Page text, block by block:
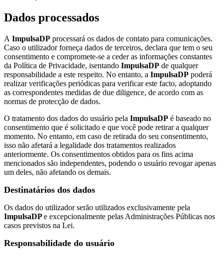
Dados processados
A ImpulsaDP processará os dados de contato para comunicações.
Caso o utilizador forneça dados de terceiros, declara que tem o seu
consentimento e compromete-se a ceder as informações constantes
da Política de Privacidade, isentando ImpulsaDP de qualquer
responsabilidade a este respeito. No entanto, a ImpulsaDP poderá
realizar verificações periódicas para verificar este facto, adoptando
as correspondentes medidas de due diligence, de acordo com as
normas de protecção de dados.
O tratamento dos dados do usuário pela ImpulsaDP é baseado no
consentimento que é solicitado e que você pode retirar a qualquer
momento. No entanto, em caso de retirada do seu consentimento,
isso não afetará a legalidade dos tratamentos realizados
anteriormente. Os consentimentos obtidos para os fins acima
mencionados são independentes, podendo o usuário revogar apenas
um deles, não afetando os demais.
Destinatários dos dados
Os dados do utilizador serão utilizados exclusivamente pela
ImpulsaDPe excepcionalmente pelas Administrações Públicas nos
casos previstos na Lei.
Responsabilidade do usuário